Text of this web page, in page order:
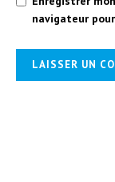
navigateur